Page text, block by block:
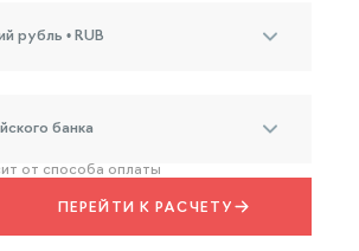
рубль • RUB
банка
от способа оплаты
ПЕРЕЙТИ К РАСЧЕТУ